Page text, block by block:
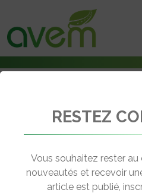
Mitsubishi annonce une nouvelle
← Revenir aux actualités
RESTEZ
Vous souhaitez rester
nouveautés et recevoir
article est publié,